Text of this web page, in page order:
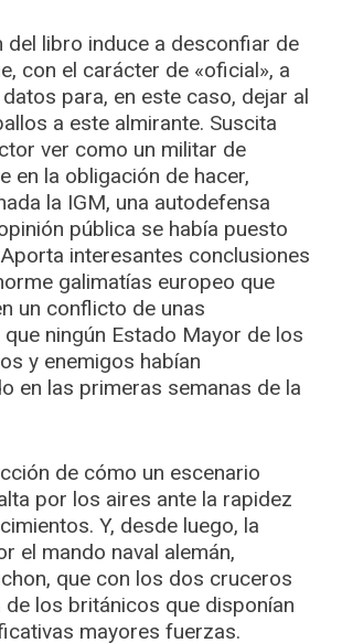
del libro induce a desconfiar de
con el carácter de «oficial», a
para, en este caso, dejar al
a este almirante. Suscita
ver como un militar de
en la obligación de hacer,
la IGM, una autodefensa
pública se había puesto
interesantes conclusiones
galimatías europeo que
un conflicto de unas
ningún Estado Mayor de los
y enemigos habían
en las primeras semanas de la
de cómo un escenario
por los aires ante la rapidez
Y, desde luego, la
el mando naval alemán,
que con los dos cruceros
de los británicos que disponían
mayores fuerzas.